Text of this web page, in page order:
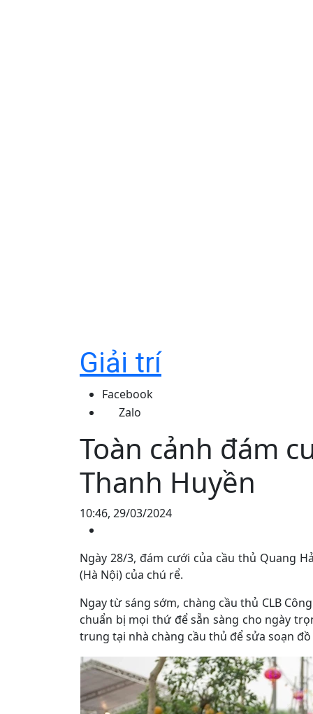
Giải trí
Facebook
Zalo
Toàn cảnh đám
Thanh Huyền
10:46, 29/03/2024
Ngày 28/3, đám cưới của cầu thủ Quang
(Hà Nội) của chú rể.
Ngay từ sáng sớm, chàng cầu thủ CLB
chuẩn bị mọi thứ để sẵn sàng cho ngày
trung tại nhà chàng cầu thủ để sửa soạn